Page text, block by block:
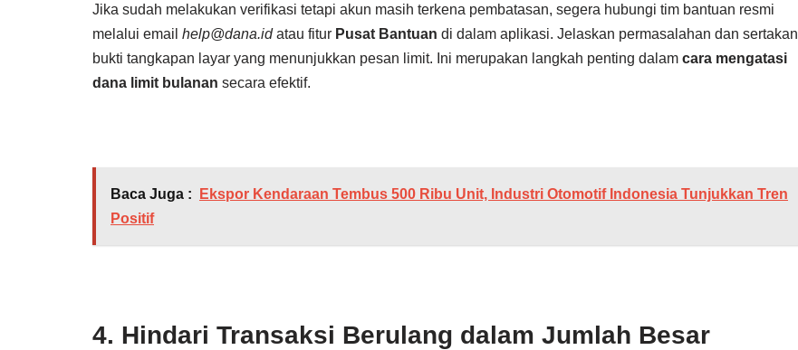
Jika sudah melakukan verifikasi tetapi akun masih terkena pembatasan, segera hubungi tim bantuan resmi
melalui email help@dana.idatau fitur Pusat Bantuan di dalam aplikasi. Jelaskan permasalahan dan sertakan
bukti tangkapan layar yang menunjukkan pesan limit. Ini merupakan langkah penting dalam cara mengatasi
dana limit bulanan secara efektif.
Baca Juga :
Ekspor Kendaraan Tembus 500 Ribu Unit, Industri Otomotif Indonesia Tunjukkan Tren
Positif
4. Hindari Transaksi Berulang dalam Jumlah Besar